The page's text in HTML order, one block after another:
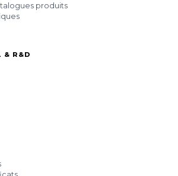
produits
& R&D